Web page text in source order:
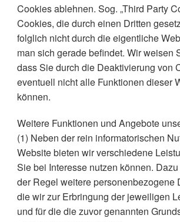
Cookies ablehnen. Sog. „Third Party
Cookies, die durch einen Dritten
folglich nicht durch die eigentliche
man sich gerade befindet. Wir weisen
dass Sie durch die Deaktivierung von
eventuell nicht alle Funktionen dieser
können.
Weitere Funktionen und Angebote
(1) Neben der rein informatorischen
Website bieten wir verschiedene
Sie bei Interesse nutzen können.
der Regel weitere personenbezogene
die wir zur Erbringung der jeweiligen
und für die die zuvor genannten